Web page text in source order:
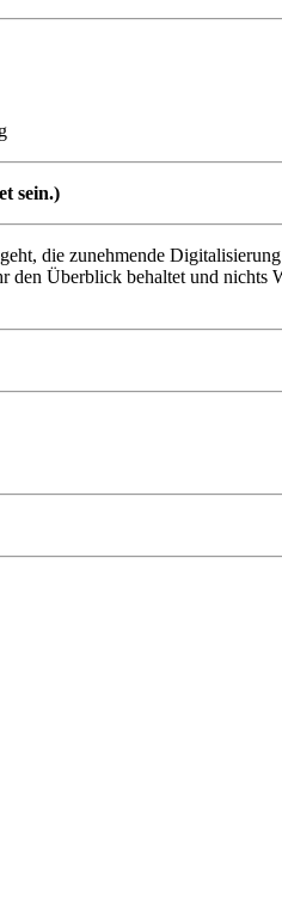
sein.)
die zunehmende
Überblick behaltet und nichts